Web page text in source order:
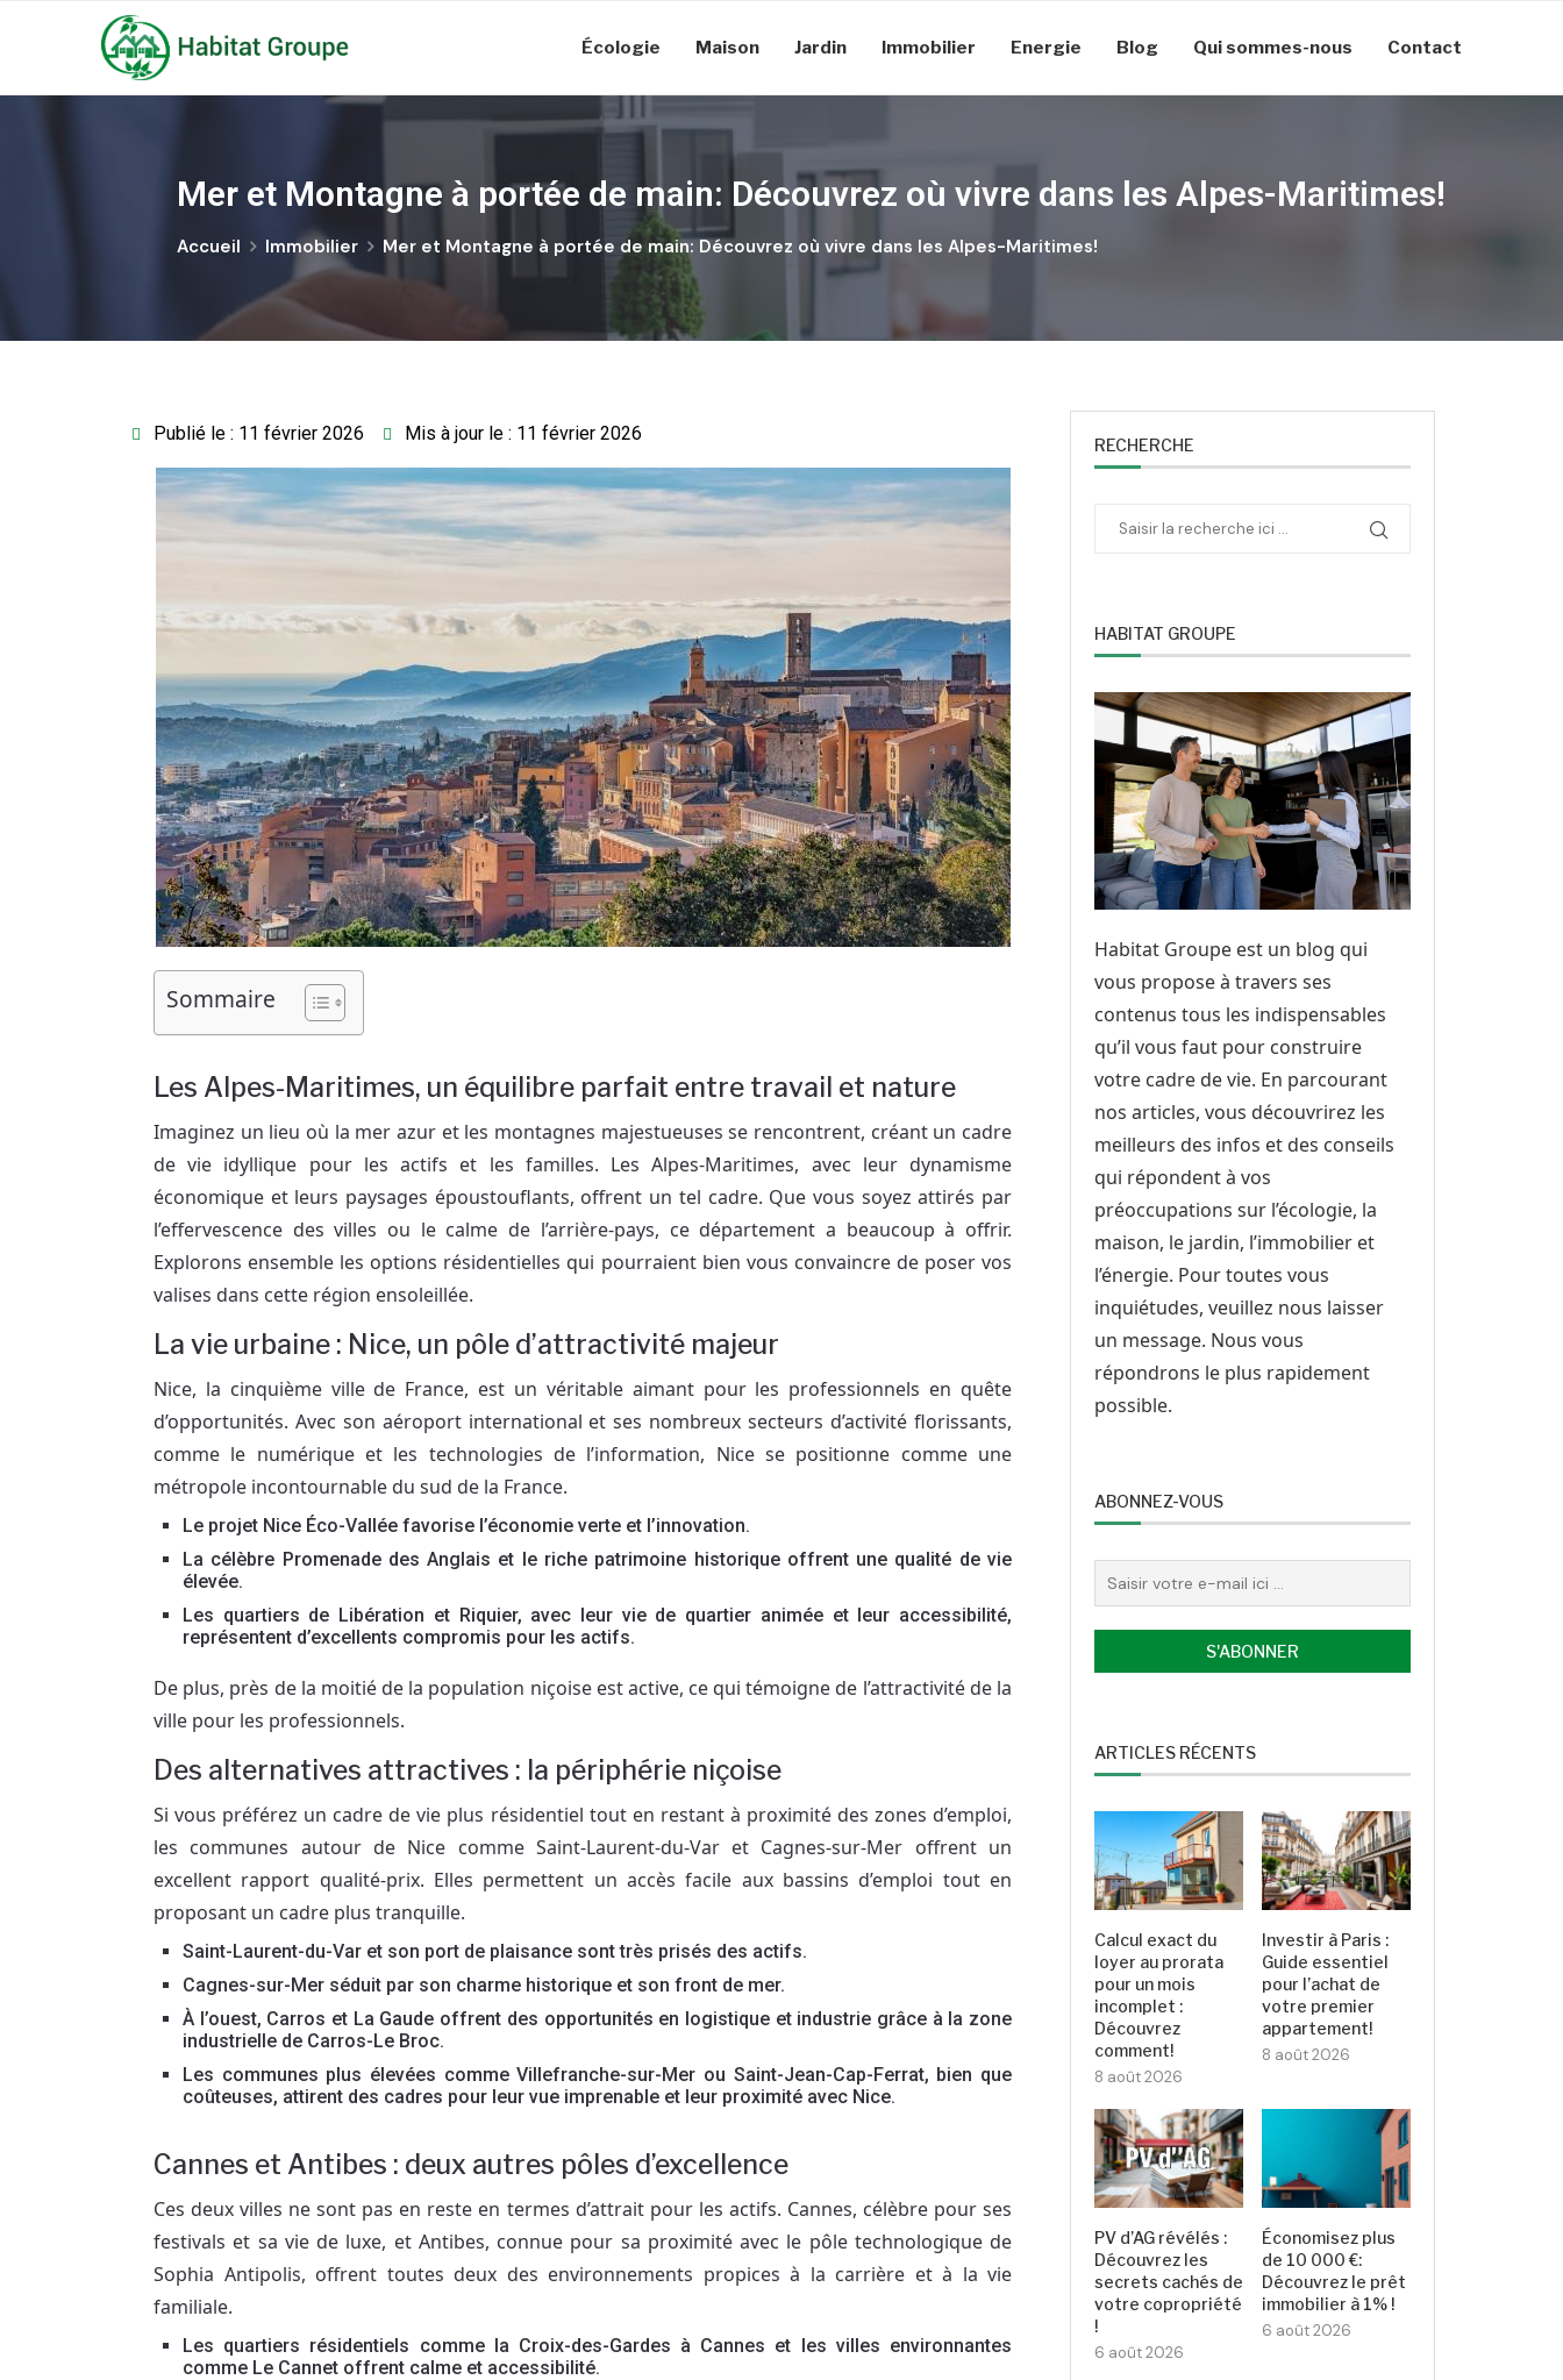
Écologie Maison Jardin Immobilier Energie Blog Qui sommes-nous Contact
Mer et Montagne à portée de main: Découvrez où vivre dans les Alpes-Maritimes!
Accueil Immobilier Mer et Montagne à portée de main: Découvrez où vivre dans les Alpes-Maritimes!
Publié le : 11 février 2026 Mis à jour le : 11 février 2026
Sommaire
Les Alpes-Maritimes, un équilibre parfait entre travail et nature
Imaginez un lieu où la mer azur et les montagnes majestueuses se rencontrent, créant un cadre
de vie idyllique pour les actifs et les familles. Les Alpes-Maritimes, avec leur dynamisme
économique et leurs paysages époustouflants, offrent un tel cadre. Que vous soyez attirés par
l’effervescence des villes ou le calme de l’arrière-pays, ce département a beaucoup à offrir.
Explorons ensemble les options résidentielles qui pourraient bien vous convaincre de poser vos
valises dans cette région ensoleillée.
La vie urbaine : Nice, un pôle d’attractivité majeur
Nice, la cinquième ville de France, est un véritable aimant pour les professionnels en quête
d’opportunités. Avec son aéroport international et ses nombreux secteurs d’activité florissants,
comme le numérique et les technologies de l’information, Nice se positionne comme une
métropole incontournable du sud de la France.
Le projet Nice Éco-Vallée favorise l’économie verte et l’innovation.
La célèbre Promenade des Anglais et le riche patrimoine historique offrent une qualité de vie
élevée.
Les quartiers de Libération et Riquier, avec leur vie de quartier animée et leur accessibilité,
représentent d’excellents compromis pour les actifs.
De plus, près de la moitié de la population niçoise est active, ce qui témoigne de l’attractivité de la
ville pour les professionnels.
Des alternatives attractives : la périphérie niçoise
Si vous préférez un cadre de vie plus résidentiel tout en restant à proximité des zones d’emploi,
les communes autour de Nice comme Saint-Laurent-du-Var et Cagnes-sur-Mer offrent un
excellent rapport qualité-prix. Elles permettent un accès facile aux bassins d’emploi tout en
proposant un cadre plus tranquille.
Saint-Laurent-du-Var et son port de plaisance sont très prisés des actifs.
Cagnes-sur-Mer séduit par son charme historique et son front de mer.
À l’ouest, Carros et La Gaude offrent des opportunités en logistique et industrie grâce à la zone
industrielle de Carros-Le Broc.
Les communes plus élevées comme Villefranche-sur-Mer ou Saint-Jean-Cap-Ferrat, bien que
coûteuses, attirent des cadres pour leur vue imprenable et leur proximité avec Nice.
Cannes et Antibes : deux autres pôles d’excellence
Ces deux villes ne sont pas en reste en termes d’attrait pour les actifs. Cannes, célèbre pour ses
festivals et sa vie de luxe, et Antibes, connue pour sa proximité avec le pôle technologique de
Sophia Antipolis, offrent toutes deux des environnements propices à la carrière et à la vie
familiale.
Les quartiers résidentiels comme la Croix-des-Gardes à Cannes et les villes environnantes
comme Le Cannet offrent calme et accessibilité.
RECHERCHE
HABITAT GROUPE
Habitat Groupe est un blog qui
vous propose à travers ses
contenus tous les indispensables
qu’il vous faut pour construire
votre cadre de vie. En parcourant
nos articles, vous découvrirez les
meilleurs des infos et des conseils
qui répondent à vos
préoccupations sur l’écologie, la
maison, le jardin, l’immobilier et
l’énergie. Pour toutes vous
inquiétudes, veuillez nous laisser
un message. Nous vous
répondrons le plus rapidement
possible.
ABONNEZ-VOUS
ARTICLES RÉCENTS
Calcul exact du
loyer au prorata
pour un mois
incomplet :
Découvrez
comment!
8 août 2026
Investir à Paris :
Guide essentiel
pour l’achat de
votre premier
appartement!
8 août 2026
PV d’AG révélés :
Découvrez les
secrets cachés de
votre copropriété
!
6 août 2026
Économisez plus
de 10 000 €:
Découvrez le prêt
immobilier à 1% !
6 août 2026